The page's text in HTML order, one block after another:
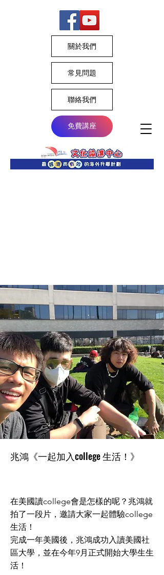
關於我們
常見問題
聯絡我們
免費講座
兆鴻《一起加入college 生活！》
在美國讀college會是怎樣的呢？兆鴻就
拍了一段片，邀請大家一起體驗college
生活！
完成一年美國後，兆鴻成功入讀美國社
區大學，並在今年9月正式開始大學生生
活！